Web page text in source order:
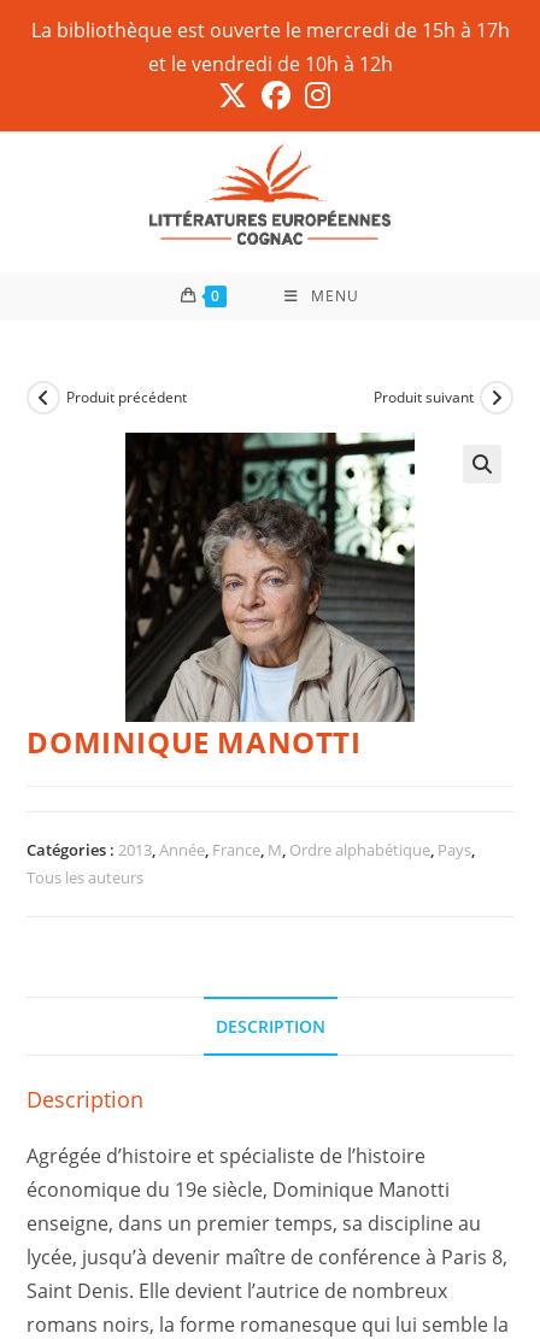
La bibliothèque est ouverte le mercredi de 15h à 17h
et le vendredi de 10h à 12h
0 MENU
Produit précédent Produit suivant
DOMINIQUE MANOTTI
Catégories :2013,Année, France, M, Ordre alphabétique, Pays,
Tous les auteurs
DESCRIPTION
Description
Agrégée d’histoire et spécialiste de l’histoire
économique du 19e siècle, Dominique Manotti
enseigne, dans un premier temps, sa discipline au
lycée, jusqu’à devenir maître de conférence à Paris 8,
Saint Denis. Elle devient l’autrice de nombreux
romans noirs, la forme romanesque qui lui semble la